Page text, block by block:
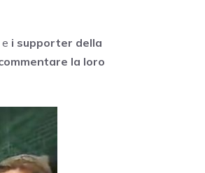
i supporter della
la loro